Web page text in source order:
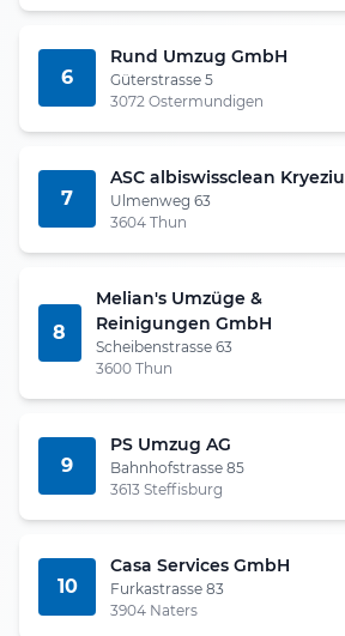
6
Rund Umzug GmbH
Güterstrasse 5
3072 Ostermundigen
7
ASC albiswissclean Kryeziu
Ulmenweg 63
3604 Thun
8
Melian's Umzüge &
Reinigungen GmbH
Scheibenstrasse 63
3600 Thun
9
PS Umzug AG
Bahnhofstrasse 85
3613 Steffisburg
10
Casa Services GmbH
Furkastrasse 83
3904 Naters